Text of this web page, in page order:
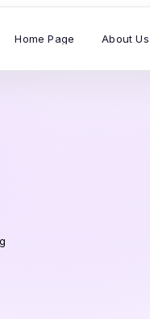
Home Page About Us